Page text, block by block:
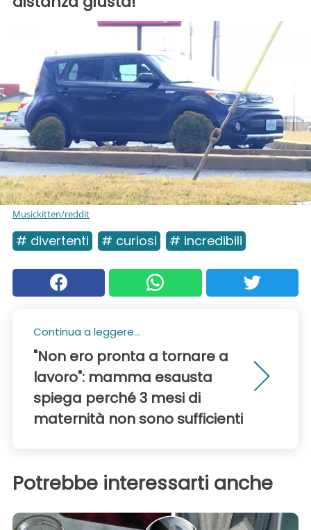
Musickitten/reddit
# divertenti # curiosi # incredibili
Continua a leggere...
"Non ero pronta a tornare a
lavoro": mamma esausta
spiega perché 3 mesi di
maternità non sono sufficienti
Potrebbe interessarti anche